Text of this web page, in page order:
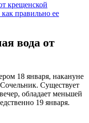
крещенской
правильно ее
вода от
18 января, накануне
Существует
обладает меньшей
19 января.